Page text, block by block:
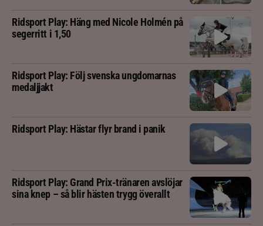
Ridsport Play: Häng med Nicole Holmén på
segerritt i 1,50
Ridsport Play: Följ svenska ungdomarnas
medaljjakt
Ridsport Play: Hästar flyr brand i panik
Ridsport Play: Grand Prix-tränaren avslöjar
sina knep – så blir hästen trygg överallt